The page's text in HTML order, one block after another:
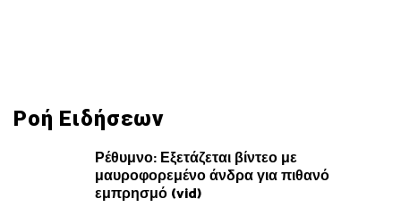
Ροή Ειδήσεων
Ρέθυμνο: Εξετάζεται βίντεο με
μαυροφορεμένο άνδρα για πιθανό
εμπρησμό (vid)